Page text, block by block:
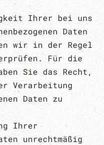
Ihrer bei uns
Daten
wir in der Regel
Für die
Sie das Recht,
Verarbeitung
Daten zu
Ihrer
unrechtmäßig